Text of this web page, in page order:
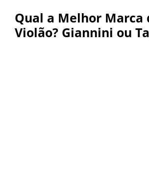
Qual a Melhor Marca
Violão? Giannini ou